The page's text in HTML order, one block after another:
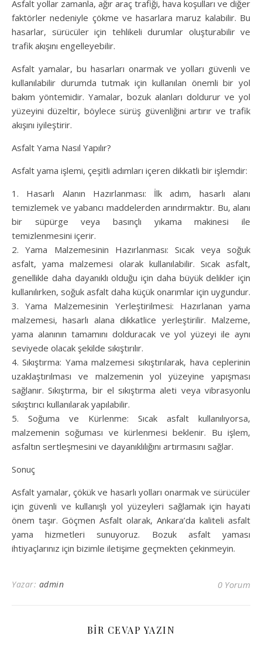
Asfalt yollar zamanla, ağır araç trafiği, hava koşulları ve diğer
faktörler nedeniyle çökme ve hasarlara maruz kalabilir. Bu
hasarlar, sürücüler için tehlikeli durumlar oluşturabilir ve
trafik akışını engelleyebilir.
Asfalt yamalar, bu hasarları onarmak ve yolları güvenli ve
kullanılabilir durumda tutmak için kullanılan önemli bir yol
bakım yöntemidir. Yamalar, bozuk alanları doldurur ve yol
yüzeyini düzeltir, böylece sürüş güvenliğini artırır ve trafik
akışını iyileştirir.
Asfalt Yama Nasıl Yapılır?
Asfalt yama işlemi, çeşitli adımları içeren dikkatli bir işlemdir:
1. Hasarlı Alanın Hazırlanması: İlk adım, hasarlı alanı
temizlemek ve yabancı maddelerden arındırmaktır. Bu, alanı
bir süpürge veya basınçlı yıkama makinesi ile
temizlenmesini içerir.
2. Yama Malzemesinin Hazırlanması: Sıcak veya soğuk
asfalt, yama malzemesi olarak kullanılabilir. Sıcak asfalt,
genellikle daha dayanıklı olduğu için daha büyük delikler için
kullanılırken, soğuk asfalt daha küçük onarımlar için uygundur.
3. Yama Malzemesinin Yerleştirilmesi: Hazırlanan yama
malzemesi, hasarlı alana dikkatlice yerleştirilir. Malzeme,
yama alanının tamamını dolduracak ve yol yüzeyi ile aynı
seviyede olacak şekilde sıkıştırılır.
4. Sıkıştırma: Yama malzemesi sıkıştırılarak, hava ceplerinin
uzaklaştırılması ve malzemenin yol yüzeyine yapışması
sağlanır. Sıkıştırma, bir el sıkıştırma aleti veya vibrasyonlu
sıkıştırıcı kullanılarak yapılabilir.
5. Soğuma ve Kürlenme: Sıcak asfalt kullanılıyorsa,
malzemenin soğuması ve kürlenmesi beklenir. Bu işlem,
asfaltın sertleşmesini ve dayanıklılığını artırmasını sağlar.
Sonuç
Asfalt yamalar, çökük ve hasarlı yolları onarmak ve sürücüler
için güvenli ve kullanışlı yol yüzeyleri sağlamak için hayati
önem taşır. Göçmen Asfalt olarak, Ankara’da kaliteli asfalt
yama hizmetleri sunuyoruz. Bozuk asfalt yaması
ihtiyaçlarınız için bizimle iletişime geçmekten çekinmeyin.
Yazar: admin 0 Yorum
BIR CEVAP YAZIN